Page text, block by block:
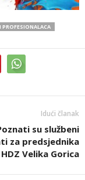
Idući članak
su službeni
za predsjednika
HDZ Velika Gorica